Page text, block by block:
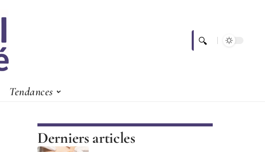
Tendances
Derniers articles